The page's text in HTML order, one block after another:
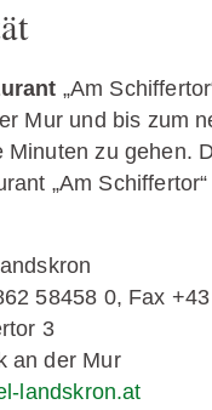
„Am
Mur und bis zum
Minuten zu gehen.
„Am
58458 0, Fax
3
an der Mur
landskron.at